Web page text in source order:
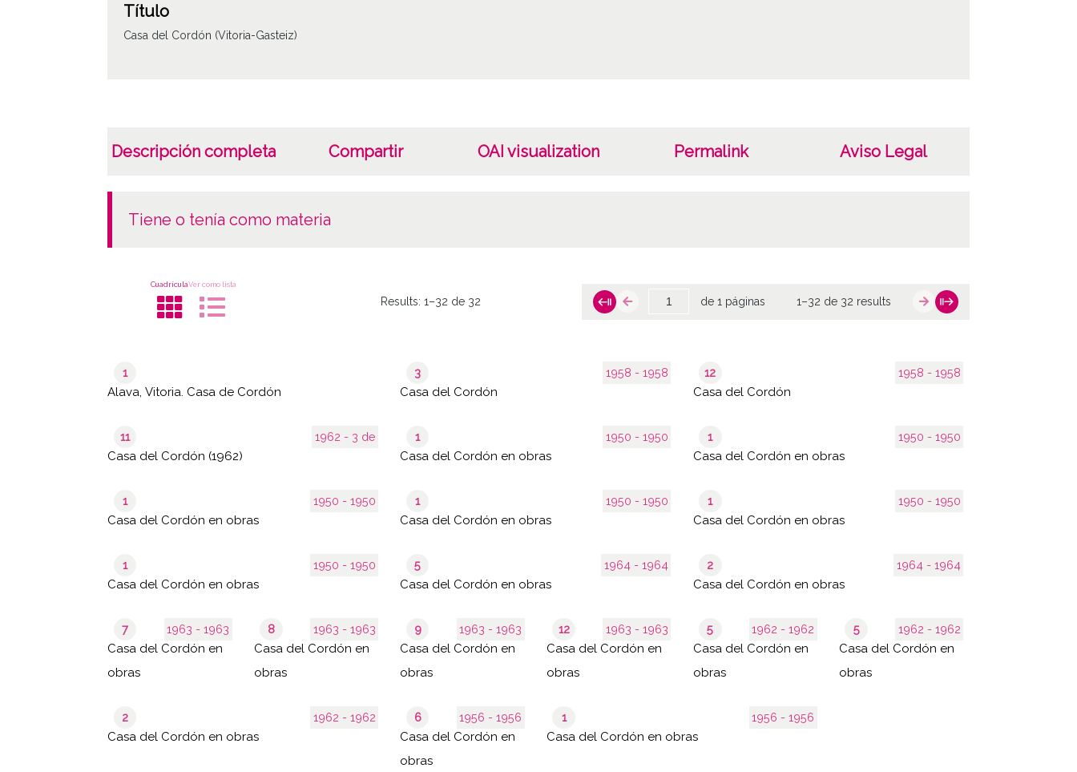
Título
Casa del Cordón (Vitoria-Gasteiz)
Descripción completa Compartir OAI visualization Permalink Aviso Legal
tiene o tenía como materia
CuadrículaVer como lista
Results:1–32 de 32 de 1 páginas 1–32 de 32 results
1
Alava, Vitoria. Casa de Cordón
1958 - 1958
3
Casa del Cordón
1958 - 1958
12
Casa del Cordón
1962 - 3 de
11
Casa del Cordón (1962)
1950 - 1950
1
Casa del Cordón en obras
1950 - 1950
1
Casa del Cordón en obras
1950 - 1950
1
Casa del Cordón en obras
1950 - 1950
1
Casa del Cordón en obras
1950 - 1950
1
Casa del Cordón en obras
1950 - 1950
1
Casa del Cordón en obras
1964 - 1964
5
Casa del Cordón en obras
1964 - 1964
2
Casa del Cordón en obras
1963 - 1963
7
Casa del Cordón en
obras
1963 - 1963
8
Casa del Cordón en
obras
1963 - 1963
9
Casa del Cordón en
obras
1963 - 1963
12
Casa del Cordón en
obras
1962 - 1962
5
Casa del Cordón en
obras
1962 - 1962
5
Casa del Cordón en
obras
1962 - 1962
2
Casa del Cordón en obras
1956 - 1956
6
Casa del Cordón en
obras
1956 - 1956
1
Casa del Cordón en obras